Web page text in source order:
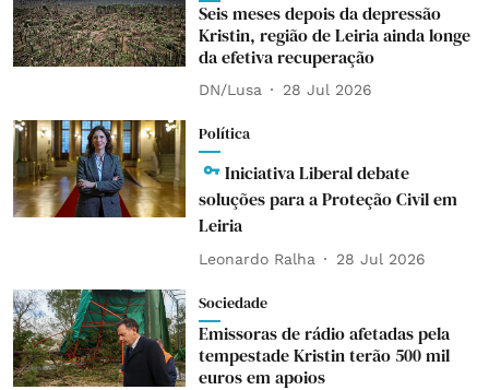
Seis meses depois da depressão
Kristin, região de Leiria ainda longe
da efetiva recuperação
DN/Lusa 28 Jul 2026
Política
Iniciativa Liberal debate
soluções para a Proteção Civil em
Leiria
Leonardo Ralha 28 Jul 2026
Sociedade
Emissoras de rádio afetadas pela
tempestade Kristin terão 500 mil
euros em apoios